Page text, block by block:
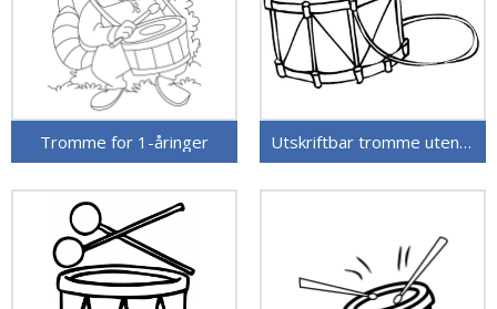
Tromme for 1-åringer Utskriftbar tromme uten kostnad